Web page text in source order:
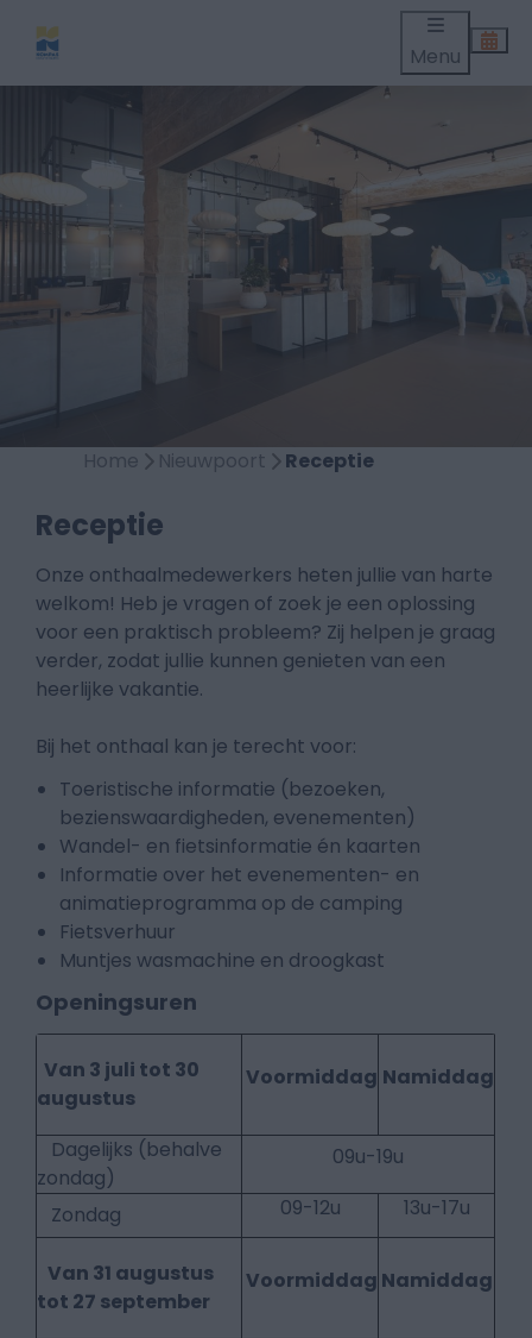
Menu
Home Nieuwpoort Receptie
Receptie
Onze onthaalmedewerkers heten jullie van harte
welkom! Heb je vragen of zoek je een oplossing
voor een praktisch probleem? Zij helpen je graag
verder, zodat jullie kunnen genieten van een
heerlijke vakantie.
Bij het onthaal kan je terecht voor:
Toeristische informatie (bezoeken,
bezienswaardigheden, evenementen)
Wandel- en fietsinformatie én kaarten
Informatie over het evenementen- en
animatieprogramma op de camping
Fietsverhuur
Muntjes wasmachine en droogkast
Openingsuren
Van 3 juli tot 30
augustus
Voormiddag Namiddag
Dagelijks (behalve
zondag)
09u-19u
Zondag 09-12u 13u-17u
Van 31 augustus
tot 27 september
Voormiddag Namiddag